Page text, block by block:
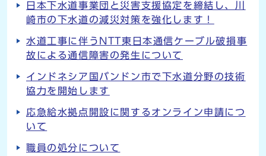
日本下水道事業団と災害支援協定を締結し、川
崎市の下水道の減災対策を強化します！
水道工事に伴うNTT東日本通信ケーブル破損事
故による通信障害の発生について
インドネシア国バンドン市で下水道分野の技術
協力を開始します
応急給水拠点開設に関するオンライン申請につ
いて
職員の処分について